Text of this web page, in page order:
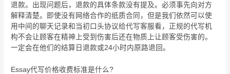
退款。出现问题后，退款的具体条款没有提及。必须事先向对方
解释清楚。即使没有网络合作的纸质合同，但是我们依然可以使
用中间的聊天记录和当初口头协议给代写客服看，正规的代写机
构不会让顾客在精神上受到伤害后还在物质上让顾客受伤害的。
一定会在他们的结算日退款或24小时内原路退回。
Essay代写价格收费标准是什么?